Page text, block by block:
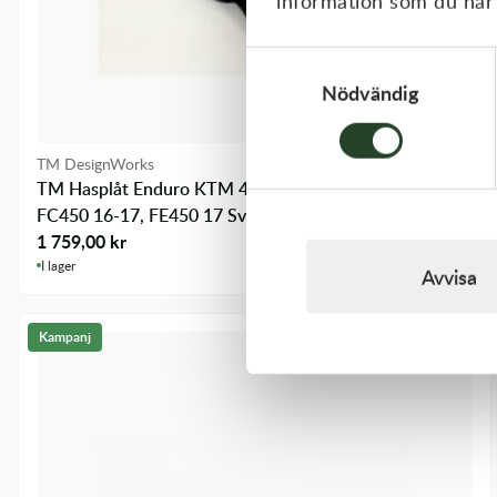
Nödvändig
Avvisa
TM DesignWorks
TM Hasplåt Enduro KTM 450 SXF/XCF 16-17, Hqv
FC450 16-17, FE450 17 Sva - m.fl.
1 759,00 kr
I lager
Kampanj